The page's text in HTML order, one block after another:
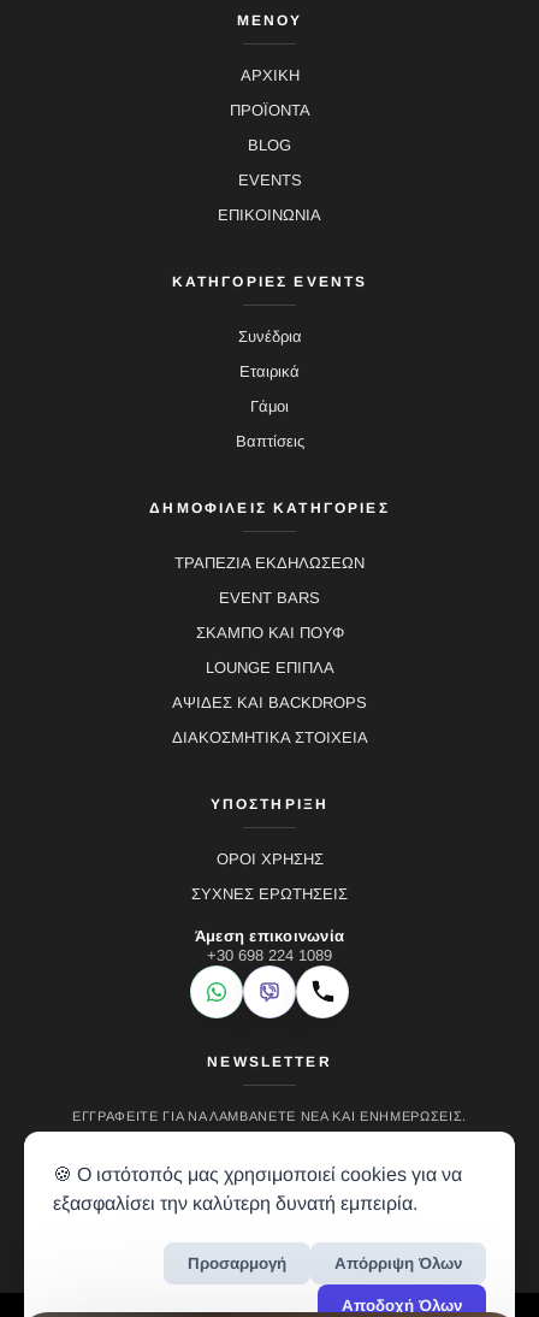
ΜΕΝΟΥ
ΑΡΧΙΚΗ
ΠΡΟΪΟΝΤΑ
BLOG
EVENTS
ΕΠΙΚΟΙΝΩΝΙΑ
ΚΑΤΗΓΟΡΙΕΣ EVENTS
Συνέδρια
Εταιρικά
Γάμοι
Βαπτίσεις
ΔΗΜΟΦΙΛΕΙΣ ΚΑΤΗΓΟΡΙΕΣ
ΤΡΑΠΕΖΙΑ ΕΚΔΗΛΩΣΕΩΝ
EVENT BARS
ΣΚΑΜΠΟ ΚΑΙ ΠΟΥΦ
LOUNGE ΕΠΙΠΛΑ
ΑΨΙΔΕΣ ΚΑΙ BACKDROPS
ΔΙΑΚΟΣΜΗΤΙΚΑ ΣΤΟΙΧΕΙΑ
ΥΠΟΣΤΗΡΙΞΗ
ΟΡΟΙ ΧΡΗΣΗΣ
ΣΥΧΝΕΣ ΕΡΩΤΗΣΕΙΣ
Άμεση επικοινωνία
+30 698 224 1089
WhatsApp
Viber Κλήση
NEWSLETTER
ΕΓΓΡΑΦΕΊΤΕ ΓΙΑ ΝΑ ΛΑΜΒΆΝΕΤΕ ΝΈΑ ΚΑΙ ΕΝΗΜΕΡΏΣΕΙΣ.
🍪 Ο ιστότοπός μας χρησιμοποιεί cookies για να
εξασφαλίσει την καλύτερη δυνατή εμπειρία.
Προσαρμογή Απόρριψη Όλων
Αποδοχή Όλων